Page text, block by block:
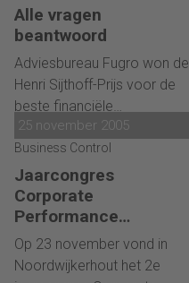
beschouwing van
hoogleraar controlling Dirk
Swagerman.
Alle vragen
beantwoord
Adviesbureau Fugro won de
Henri Sijthoff-Prijs voor de
beste financiële
verslaggeving over het jaar
2004 in de categorie 'Mid-
en Smallcap'. André
Jonkman, Chief Financial
Officer van Fugro N.V roemt
de sturende en uitvoerende
activiteiten van de
controller.
25 november 2005
Business Control
Jaarcongres
Corporate
Performance
Management
Op 23 november vond in
Noordwijkerhout het 2e